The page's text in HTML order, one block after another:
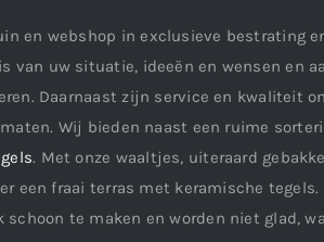
en webshop in exclusieve bestrating
van uw situatie, ideeën en wensen en
Daarnaast zijn service en kwaliteit
Wij bieden naast een ruime
. Met onze waaltjes, uiteraard
een fraai terras met keramische
te maken en worden niet glad,